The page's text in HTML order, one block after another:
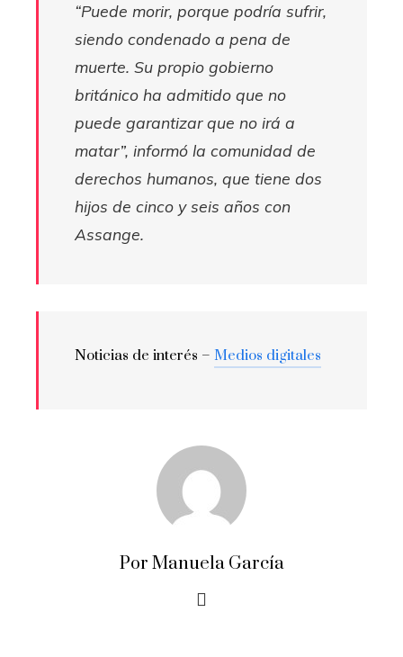
“Puede morir, porque podría sufrir,
siendo condenado a pena de
muerte. Su propio gobierno
británico ha admitido que no
puede garantizar que no irá a
matar”, informó la comunidad de
derechos humanos, que tiene dos
hijos de cinco y seis años con
Assange.
Noticias de interés – Medios digitales
Por Manuela García